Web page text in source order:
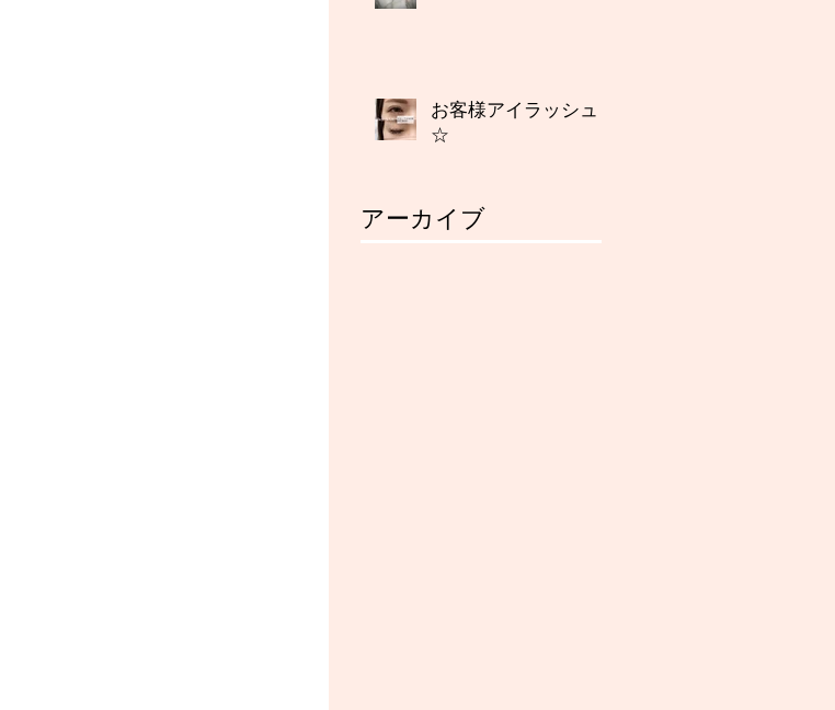
お客様アイラッシュ
☆
アーカイブ